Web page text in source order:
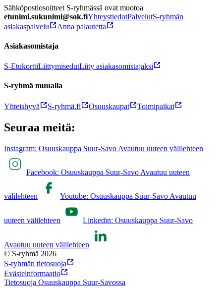
Sähköpostiosoitteet S-ryhmässä ovat muotoa
etunimi.sukunimi@sok.fiYhteystiedotPalvelutS-ryhmän
asiakaspalvelu
Anna palautetta
Asiakasomistaja
S-EtukorttiLiittymisedutLiity asiakasomistajaksi
S-ryhmä muualla
Yhteishyvä S-ryhmä.fi Osuuskaupat Toimipaikat
Seuraa meitä:
Instagram: Osuuskauppa Suur-Savo Avautuu uuteen välilehteen
Facebook: Osuuskauppa Suur-Savo Avautuu uuteen
välilehteen Youtube: Osuuskauppa Suur-Savo Avautuu
uuteen välilehteen Linkedin: Osuuskauppa Suur-Savo
Avautuu uuteen välilehteen
© S-ryhmä 2026
S-ryhmän tietosuoja
Evästeinformaatio
Tietosuoja Osuuskauppa Suur-Savossa